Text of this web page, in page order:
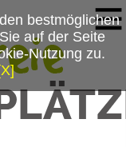
bestmöglichen
auf der Seite
Nutzung zu.